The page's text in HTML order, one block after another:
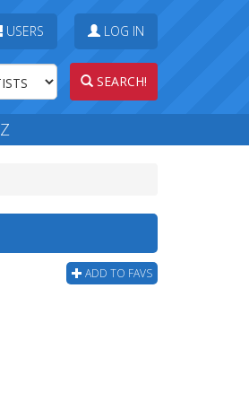
USERS LOG IN
SEARCH!
Z
ADD TO FAVS